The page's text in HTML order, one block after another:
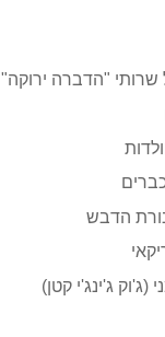
"הדברה ירוקה"
הדבש
(ג'וק ג'ינג'י קטן)